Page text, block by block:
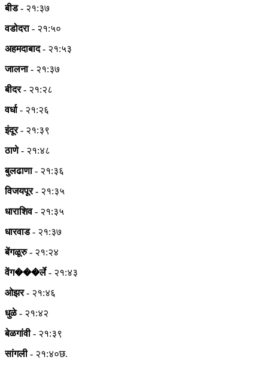
बीड- २१:३७
वडोदरा- २१:५०
अहमदाबाद- २१:५३
जालना- २१:३७
बीदर- २१:२८
वर्धा- २१:२६
इंदूर- २१:३९
ठाणे- २१:४८
बुलढाणा- २१:३६
विजयपूर- २१:३५
धाराशिव- २१:३५
धारवाड- २१:३७
बेंगळूरु- २१:२४
वेंग���र्ले- २१:४३
ओझर- २१:४६
धुळे- २१:४२
बेळगांवी- २१:३९
सांगली- २१:४०छ.